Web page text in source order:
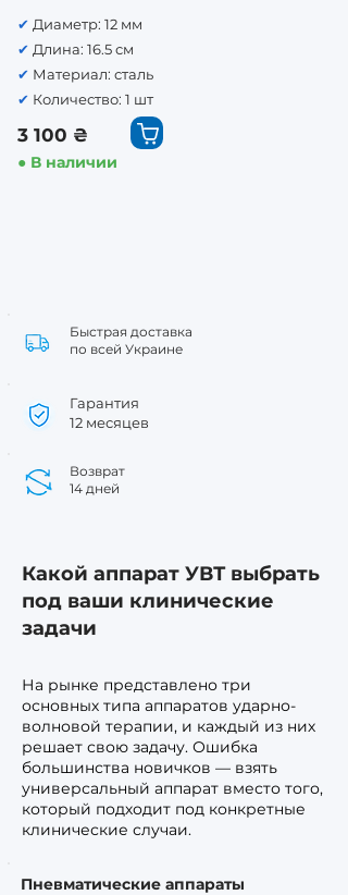
✔ Диаметр: 12 мм
✔ Длина: 16.5 см
✔ Материал: сталь
✔ Количество: 1 шт
3 100 ₴
● В наличии
Быстрая доставка
по всей Украине
Гарантия
12 месяцев
Возврат
14 дней
Какой аппарат УВТ выбрать
под ваши клинические
задачи
На рынке представлено три
основных типа аппаратов ударно-
волновой терапии, и каждый из них
решает свою задачу. Ошибка
большинства новичков — взять
универсальный аппарат вместо того,
который подходит под конкретные
клинические случаи.
Пневматические аппараты